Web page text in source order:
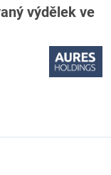
výdělek ve